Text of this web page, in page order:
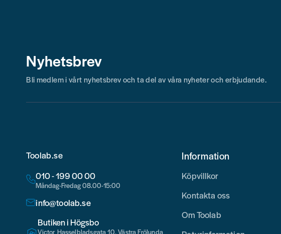
Nyhetsbrev
Bli medlem i vårt nyhetsbrev och ta del av våra nyheter och erbjudande.
Toolab.se
010 - 199 00 00
Måndag-Fredag 08.00-15:00
info@toolab.se
Butiken i Högsbo
Victor Hasselbladsgata 10, Västra Frölunda
Information
Köpvillkor
Kontakta oss
Om Toolab